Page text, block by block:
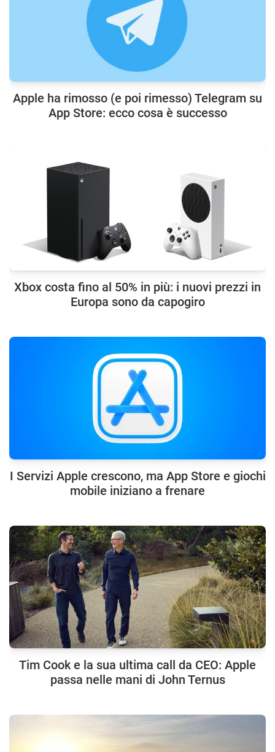
Apple ha rimosso (e poi rimesso) Telegram su
App Store: ecco cosa è successo
Xbox costa fino al 50% in più: i nuovi prezzi in
Europa sono da capogiro
I Servizi Apple crescono, ma App Store e giochi
mobile iniziano a frenare
Tim Cook e la sua ultima call da CEO: Apple
passa nelle mani di John Ternus